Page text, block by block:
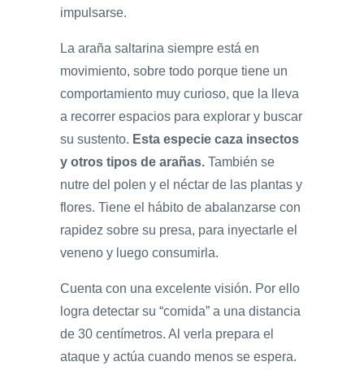
impulsarse.
La araña saltarina siempre está en
movimiento, sobre todo porque tiene un
comportamiento muy curioso, que la lleva
a recorrer espacios para explorar y buscar
su sustento. Esta especie caza insectos
y otros tipos de arañas. También se
nutre del polen y el néctar de las plantas y
flores. Tiene el hábito de abalanzarse con
rapidez sobre su presa, para inyectarle el
veneno y luego consumirla.
Cuenta con una excelente visión. Por ello
logra detectar su “comida” a una distancia
de 30 centímetros. Al verla prepara el
ataque y actúa cuando menos se espera.